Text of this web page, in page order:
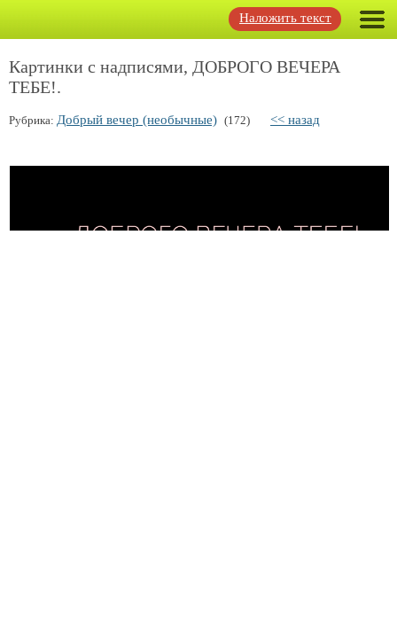
Наложить текст
Картинки с надписями, ДОБРОГО ВЕЧЕРА
ТЕБЕ!.
Рубрика: Добрый вечер (необычные) (172) << назад